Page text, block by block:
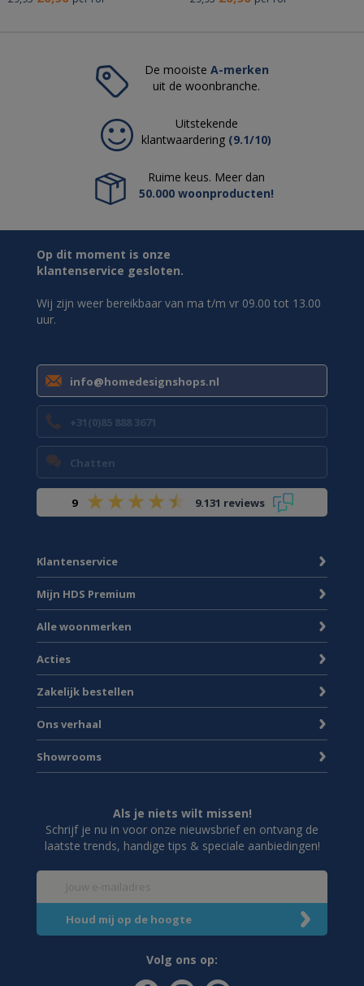
De mooiste A-merken
uit de woonbranche.
Uitstekende
klantwaardering (9.1/10)
Ruime keus. Meer dan
50.000 woonproducten!
Op dit moment is onze
klantenservice gesloten.
Wij zijn weer bereikbaar van ma t/m vr 09.00 tot 13.00
uur.
info@homedesignshops.nl
+31(0)85 888 3671
Chatten
9 9.131 reviews
Klantenservice
Mijn HDS Premium
Alle woonmerken
Acties
Zakelijk bestellen
Ons verhaal
Showrooms
Als je niets wilt missen!
Schrijf je nu in voor onze nieuwsbrief en ontvang de
laatste trends, handige tips & speciale aanbiedingen!
Volg ons op: